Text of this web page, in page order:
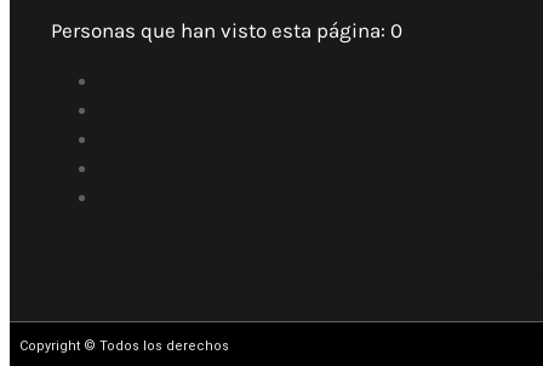
Personas que han visto esta página: 0
Copyright © Todos los derechos